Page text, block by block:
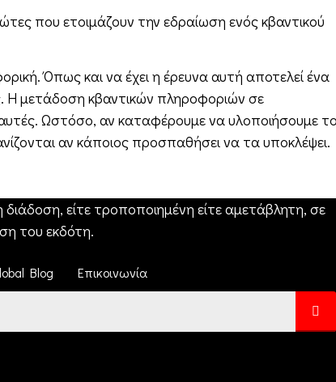
που ετοιμάζουν την εδραίωση ενός κβαντικού
Όπως και να έχει η έρευνα αυτή αποτελεί ένα
Η μετάδοση κβαντικών πληροφοριών σε
αυτές. Ωστόσο, αν καταφέρουμε να υλοποιήσουμε
αν κάποιος προσπαθήσει να τα υποκλέψει.
είτε τροποποιημένη είτε αμετάβλητη, σε
του εκδότη.
Blog Επικοινωνία